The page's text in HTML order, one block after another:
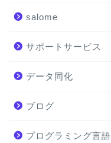
salome
サポートサービス
データ同化
ブログ
プログラミング言語